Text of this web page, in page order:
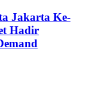
Jakarta Ke-
Hadir